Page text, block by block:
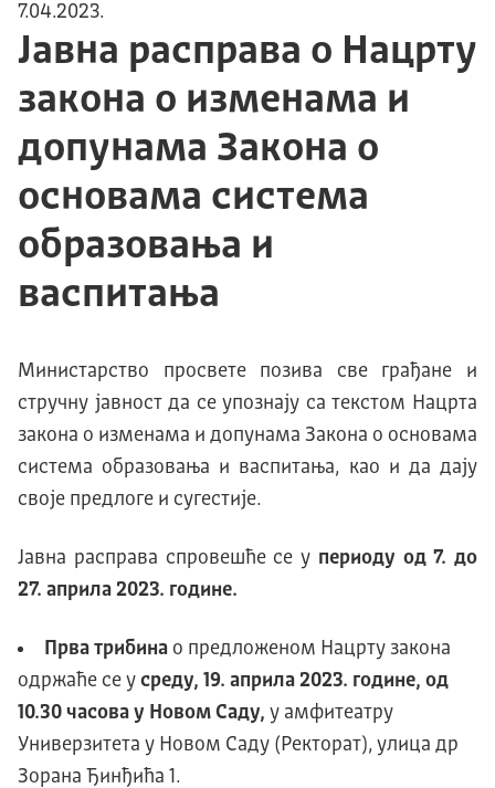
7.04.2023.
Јавна расправа o Нацрту
закона о изменама и
допунама Закона о
основама система
образовања и
васпитања
Министарство просвете позива све грађане и
стручну јавност да се упознају са текстом Нацрта
закона о изменама и допунама Закона о основама
система образовања и васпитања, као и да дају
своје предлоге и сугестије.
Јавна расправа спровешће се у периоду од7. до
27. априла 2023. године.
Прва трибина о предложеном Нацрту закона
одржаће се у среду, 19. априла 2023. године, од
10.30 часова у Новом Саду, у амфитеатру
Универзитета у Новом Саду (Ректорат), улица др
Зорана Ђинђића 1.